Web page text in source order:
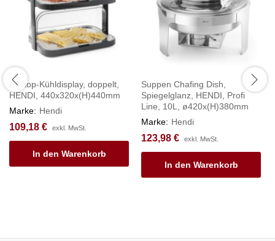
Rolltop-Kühldisplay, doppelt,
HENDI, 440x320x(H)440mm
Marke: Hendi
109,18 € exkl. MwSt.
In den Warenkorb
Suppen Chafing Dish,
Spiegelglanz, HENDI, Profi
Line, 10L, ø420x(H)380mm
Marke: Hendi
123,98 € exkl. MwSt.
In den Warenkorb